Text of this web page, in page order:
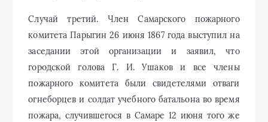
Случай третий. Член Самарского пожарного
комитета Парыгин 26 июня 1867 года выступил на
заседании этой организации и заявил, что
городской голова Г. И. Ушаков и все члены
пожарного комитета были свидетелями отваги
огнеборцев и солдат учебного батальона во время
пожара, случившегося в Самаре 12 июня того же